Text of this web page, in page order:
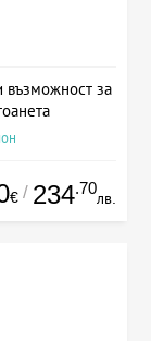
възможност за
€ / 234.70
лв.